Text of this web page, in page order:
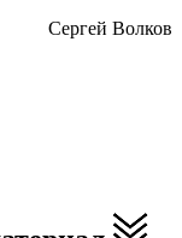
Сергей Волков